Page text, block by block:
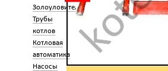
Золоуловители
Трубы
котлов
Котловая
автоматика
Насосы